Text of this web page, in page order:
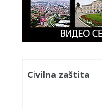
Civilna zaštita